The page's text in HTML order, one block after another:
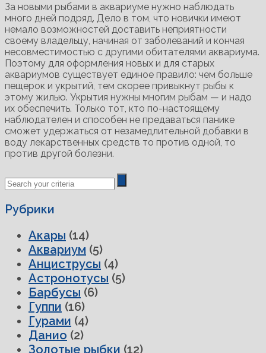
За новыми рыбами в аквариуме нужно наблюдать
много дней подряд. Дело в том, что новички имеют
немало возможностей доставить неприятности
своему владельцу, начиная от заболеваний и кончая
несовместимостью с другими обитателями аквариума.
Поэтому для оформления новых и для старых
аквариумов существует единое правило: чем больше
пещерок и укрытий, тем скорее привыкнут рыбы к
этому жилью. Укрытия нужны многим рыбам — и надо
их обеспечить. Только тот, кто по-настоящему
наблюдателен и способен не предаваться панике
сможет удержаться от незамедлительной добавки в
воду лекарственных средств то против одной, то
против другой болезни.
Previous
Post
Next
Post
Рубрики
Акары (14)
Аквариум (5)
Анциструсы (4)
Астронотусы (5)
Барбусы (6)
Гуппи (16)
Гурами (4)
Данио (2)
Золотые рыбки (12)